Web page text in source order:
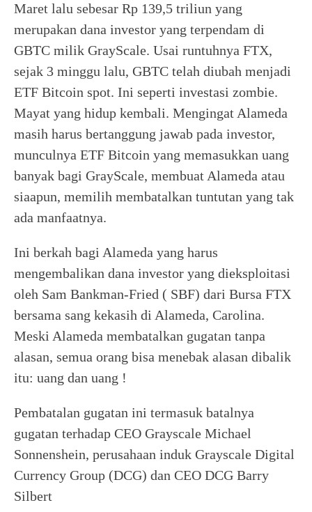
Maret lalu sebesar Rp 139,5 triliun yang
merupakan dana investor yang terpendam di
GBTC milik GrayScale. Usai runtuhnya FTX,
sejak 3 minggu lalu, GBTC telah diubah menjadi
ETF Bitcoin spot. Ini seperti investasi zombie.
Mayat yang hidup kembali. Mengingat Alameda
masih harus bertanggung jawab pada investor,
munculnya ETF Bitcoin yang memasukkan uang
banyak bagi GrayScale, membuat Alameda atau
siaapun, memilih membatalkan tuntutan yang tak
ada manfaatnya.
Ini berkah bagi Alameda yang harus
mengembalikan dana investor yang dieksploitasi
oleh Sam Bankman-Fried ( SBF) dari Bursa FTX
bersama sang kekasih di Alameda, Carolina.
Meski Alameda membatalkan gugatan tanpa
alasan, semua orang bisa menebak alasan dibalik
itu: uang dan uang !
Pembatalan gugatan ini termasuk batalnya
gugatan terhadap CEO Grayscale Michael
Sonnenshein, perusahaan induk Grayscale Digital
Currency Group (DCG) dan CEO DCG Barry
Silbert